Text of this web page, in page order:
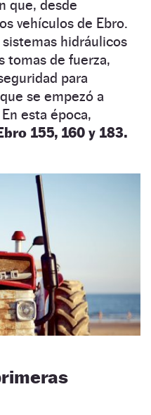
que, desde
vehículos de Ebro.
hidráulicos
tomas de fuerza,
para
se empezó a
En esta época,
155, 160 y 183.